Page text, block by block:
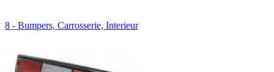
8 - Bumpers, Carrosserie, Interieur